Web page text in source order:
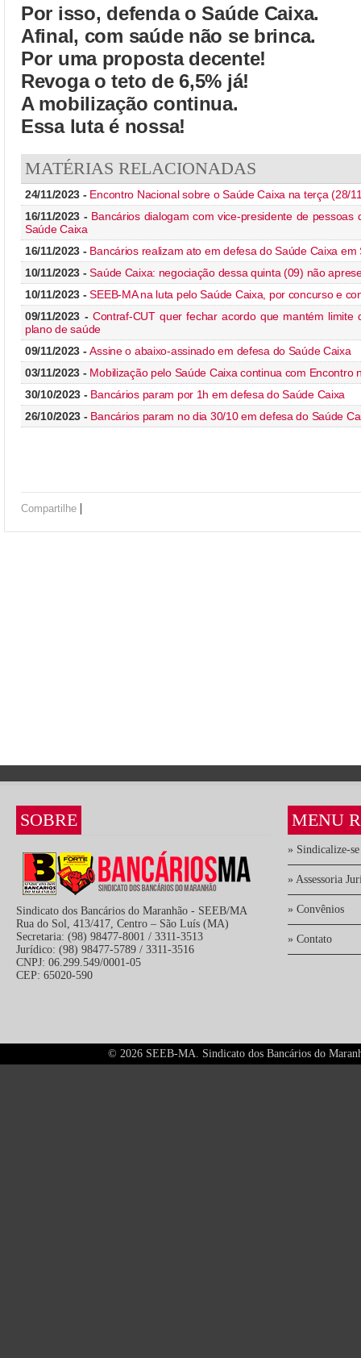
Por isso, defenda o Saúde Caixa.
Afinal, com saúde não se brinca.
Por uma proposta decente!
Revoga o teto de 6,5% já!
A mobilização continua.
Essa luta é nossa!
MATÉRIAS RELACIONADAS
24/11/2023 - Encontro Nacional sobre o Saúde Caixa na terça (28/
16/11/2023 - Bancários dialogam com vice-presidente de
Saúde Caixa
16/11/2023 - Bancários realizam ato em defesa do Saúde Caixa em
10/11/2023 -Saúde Caixa: negociação dessa quinta (09) não
10/11/2023 -SEEB-MA na luta pelo Saúde Caixa, por concurso e
09/11/2023 - Contraf-CUT quer fechar acordo que mantém
plano de saúde
09/11/2023 -Assine o abaixo-assinado em defesa do Saúde Caixa
03/11/2023 - Mobilização pelo Saúde Caixa continua com Encontro
30/10/2023 - Bancários param por 1h em defesa do Saúde Caixa
26/10/2023 - Bancários param no dia 30/10 em defesa do Saúde
Compartilhe |
SOBRE
Sindicato dos Bancários do Maranhão - SEEB/MA
Rua do Sol, 413/417, Centro – São Luís (MA)
Secretaria: (98) 98477-8001 / 3311-3513
Jurídico: (98) 98477-5789 / 3311-3516
CNPJ: 06.299.549/0001-05
CEP: 65020-590
MENU
» Sindicalize-se
» Assessoria
» Convênios
» Contato
© 2026 SEEB-MA. Sindicato dos Bancários do